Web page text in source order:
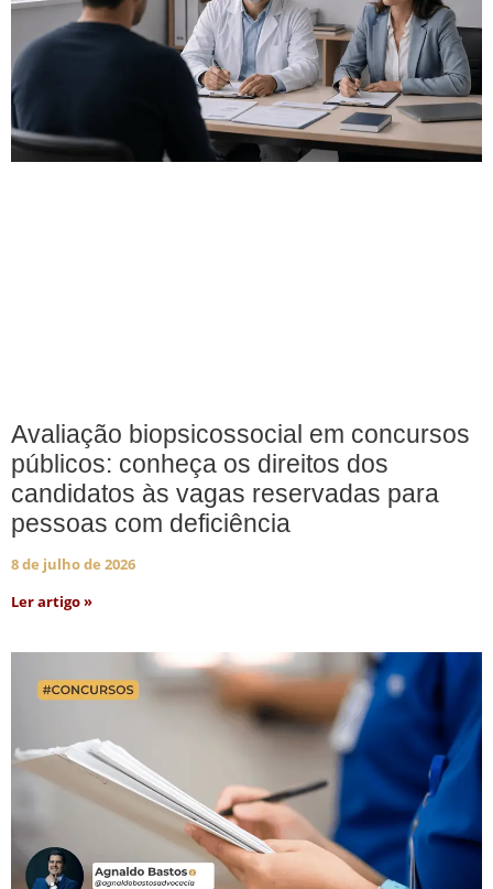
Avaliação biopsicossocial em concursos
públicos: conheça os direitos dos
candidatos às vagas reservadas para
pessoas com deficiência
8 de julho de 2026
Ler artigo »